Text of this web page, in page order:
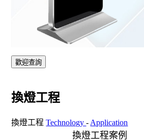
歡迎查詢
換燈工程
換燈工程Technology- Application
換燈工程案例